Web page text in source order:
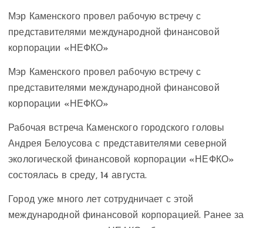
Мэр Каменского провел рабочую встречу с
представителями международной финансовой
корпорации «НЕФКО»
Мэр Каменского провел рабочую встречу с
представителями международной финансовой
корпорации «НЕФКО»
Рабочая встреча Каменского городского головы
Андрея Белоусова с представителями северной
экологической финансовой корпорации «НЕФКО»
состоялась в среду, 14 августа.
Город уже много лет сотрудничает с этой
международной финансовой корпорацией. Ранее за